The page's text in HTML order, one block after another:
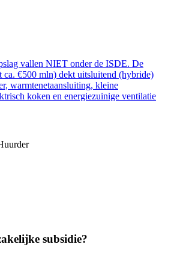
vallen NIET onder de ISDE. De
ca. €500 mln) dekt uitsluitend (hybride)
warmtenetaansluiting, kleine
koken en energiezuinige ventilatie
subsidie?